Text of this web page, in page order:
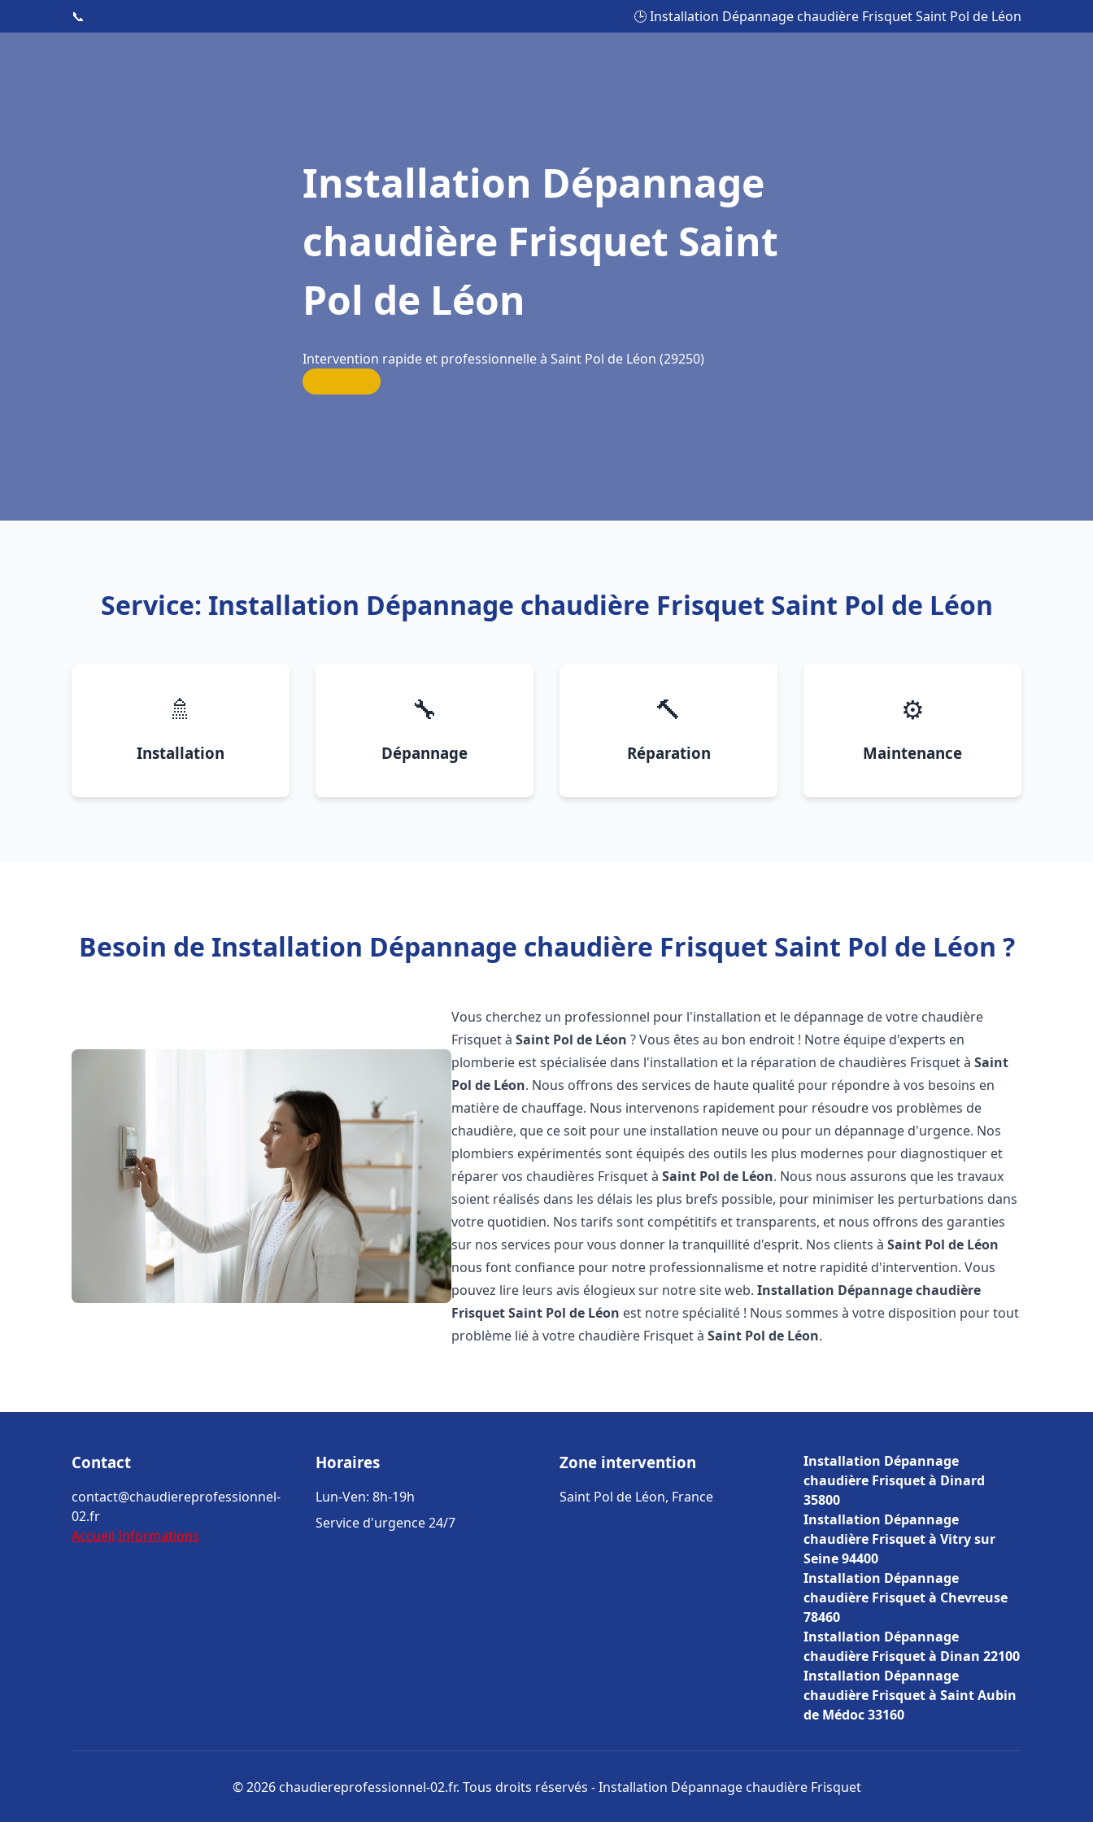
📞 🕒 Installation Dépannage chaudière Frisquet Saint Pol de Léon
Installation Dépannage
chaudière Frisquet Saint
Pol de Léon
Intervention rapide et professionnelle à Saint Pol de Léon (29250)
Service: Installation Dépannage chaudière Frisquet Saint Pol de Léon
🚿
Installation
🔧
Dépannage
🔨
Réparation
⚙️
Maintenance
Besoin de Installation Dépannage chaudière Frisquet Saint Pol de Léon ?
Vous cherchez un professionnel pour l'installation et le dépannage de votre chaudière
Frisquet àSaint Pol de Léon ? Vous êtes au bon endroit ! Notre équipe d'experts en
plomberie est spécialisée dans l'installation et la réparation de chaudières Frisquet àSaint
Pol de Léon. Nous offrons des services de haute qualité pour répondre à vos besoins en
matière de chauffage. Nous intervenons rapidement pour résoudre vos problèmes de
chaudière, que ce soit pour une installation neuve ou pour un dépannage d'urgence. Nos
plombiers expérimentés sont équipés des outils les plus modernes pour diagnostiquer et
réparer vos chaudières Frisquet àSaint Pol de Léon. Nous nous assurons que les travaux
soient réalisés dans les délais les plus brefs possible, pour minimiser les perturbations dans
votre quotidien. Nos tarifs sont compétitifs et transparents, et nous offrons des garanties
sur nos services pour vous donner la tranquillité d'esprit. Nos clients àSaint Pol de Léon
nous font confiance pour notre professionnalisme et notre rapidité d'intervention. Vous
pouvez lire leurs avis élogieux sur notre site web.Installation Dépannage chaudière
FrisquetSaint Pol de Léon est notre spécialité ! Nous sommes à votre disposition pour tout
problème lié à votre chaudière Frisquet àSaint Pol de Léon.
Contact
contact@chaudiereprofessionnel-
02.fr
Accueil Informations
Horaires
Lun-Ven: 8h-19h
Service d'urgence 24/7
Zone intervention
Saint Pol de Léon, France
Installation Dépannage
chaudière Frisquet à Dinard
35800
Installation Dépannage
chaudière Frisquet à Vitry sur
Seine 94400
Installation Dépannage
chaudière Frisquet à Chevreuse
78460
Installation Dépannage
chaudière Frisquet à Dinan 22100
Installation Dépannage
chaudière Frisquet à Saint Aubin
de Médoc 33160
© 2026 chaudiereprofessionnel-02.fr. Tous droits réservés - Installation Dépannage chaudière Frisquet